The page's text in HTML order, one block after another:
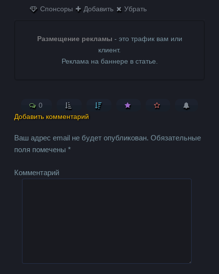
Спонсоры Добавить Убрать
Размещение рекламы - это трафик вам или
клиент.
Реклама на баннере в статье.
0
Добавить комментарий
Ваш адрес email не будет опубликован. Обязательные
поля помечены*
Комментарий